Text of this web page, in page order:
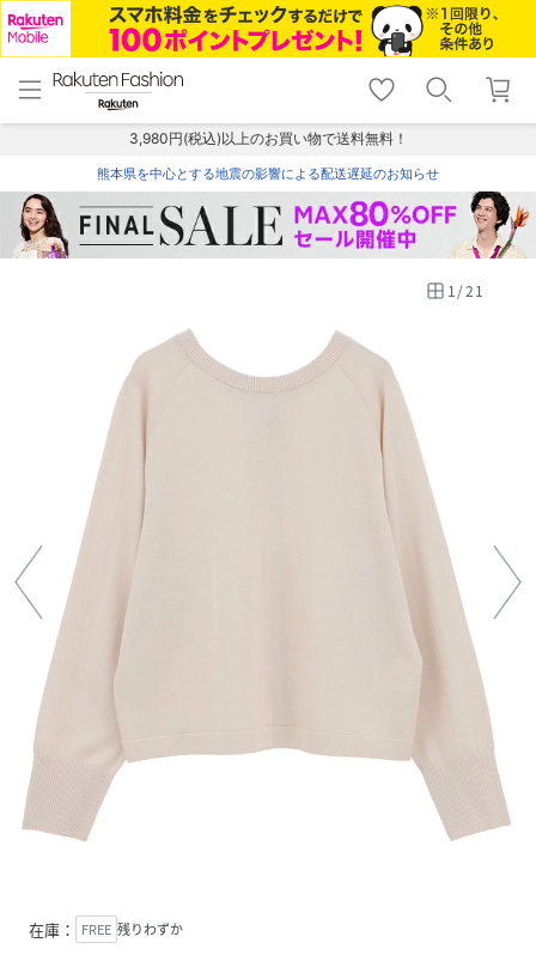
menu home
トップ
shopping_cart lock_outline
ログイン
3,980円(税込)以上のお買い物で送料無料！
熊本県を中心とする地震の影響による配送遅延のお知らせ
1/21
在庫： FREE 残りわずか